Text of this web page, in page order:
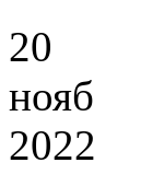
20
нояб
2022